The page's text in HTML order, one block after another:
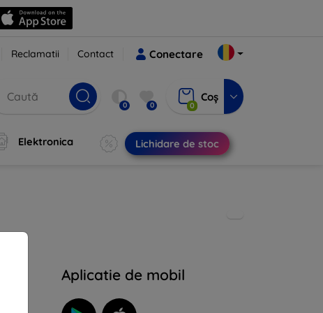
Reclamatii Contact Conectare
0 0 0
Coș
Elektronica Lichidare de stoc
Aplicatie de mobil